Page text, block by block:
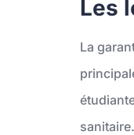
Les
La